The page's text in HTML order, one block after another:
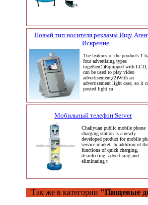
Новый тип носителя рекламы Ищу
Искренне
The features of the products:1
four advertising types
together(1)Equipped with
can be used to play video
advertisement;(2)With an
advertisement light case, so it
posted light ca
Мобильный телефон Server
Chaliyuan public mobile phone
charging station is a newly
developed product for mobile
service market. In addition of the
functions of quick charging,
disinfecting, advertising and
eliminating t
Так же в категории "Пищевые